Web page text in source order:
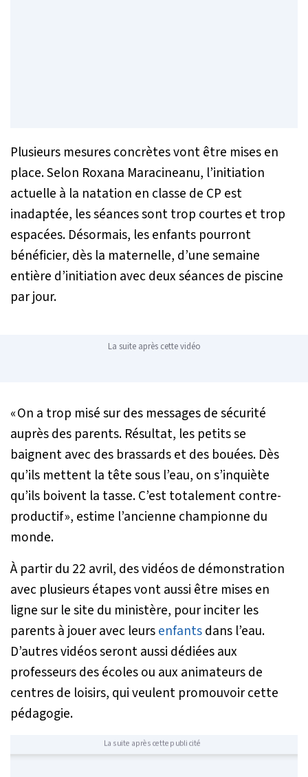
Plusieurs mesures concrètes vont être mises en
place. Selon Roxana Maracineanu, l’initiation
actuelle à la natation en classe de CP est
inadaptée, les séances sont trop courtes et trop
espacées. Désormais, les enfants pourront
bénéficier, dès la maternelle, d’une semaine
entière d’initiation avec deux séances de piscine
par jour.
La suite après cette vidéo
« On a trop misé sur des messages de sécurité
auprès des parents. Résultat, les petits se
baignent avec des brassards et des bouées. Dès
qu’ils mettent la tête sous l’eau, on s’inquiète
qu’ils boivent la tasse. C’est totalement contre-
productif », estime l’ancienne championne du
monde.
À partir du 22 avril, des vidéos de démonstration
avec plusieurs étapes vont aussi être mises en
ligne sur le site du ministère, pour inciter les
parents à jouer avec leursenfantsdans l’eau.
D’autres vidéos seront aussi dédiées aux
professeurs des écoles ou aux animateurs de
centres de loisirs, qui veulent promouvoir cette
pédagogie.
La suite après cette publicité